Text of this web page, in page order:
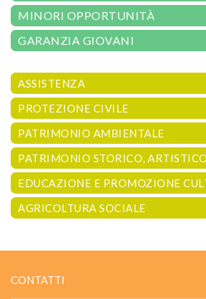
MINORI OPPORTUNITÀ
GARANZIA GIOVANI
ASSISTENZA
PROTEZIONE CIVILE
PATRIMONIO AMBIENTALE
PATRIMONIO STORICO,
EDUCAZIONE E PROMOZIONE
AGRICOLTURA SOCIALE
CONTATTI